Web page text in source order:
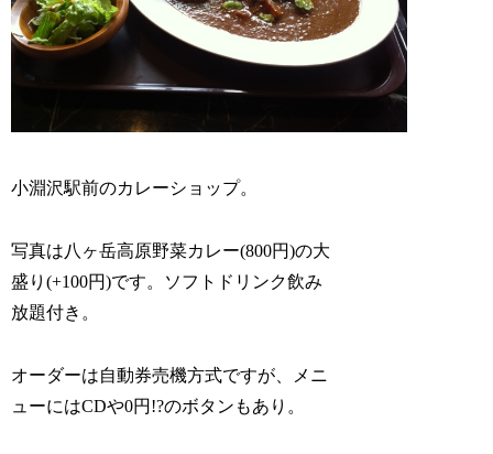
小淵沢駅前のカレーショップ。
写真は八ヶ岳高原野菜カレー(800円)の大
盛り(+100円)です。ソフトドリンク飲み
放題付き。
オーダーは自動券売機方式ですが、メニ
ューにはCDや0円!?のボタンもあり。